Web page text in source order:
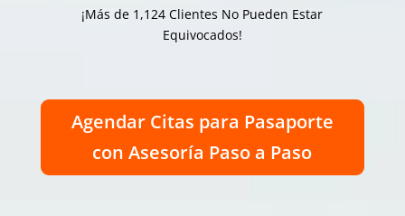
¡Más de 1,124 Clientes No Pueden Estar
Equivocados!
Agendar Citas para Pasaporte
con Asesoría Paso a Paso